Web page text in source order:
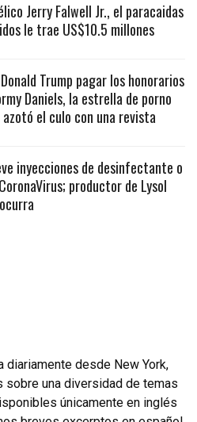
Jerry Falwell Jr., el paracaidas
le trae US$10.5 millones
Trump pagar los honorarios
Daniels, la estrella de porno
azotó el culo con una revista
inyecciones de desinfectante o
productor de Lysol
diariamente desde New York,
sobre una diversidad de temas
únicamente en inglés